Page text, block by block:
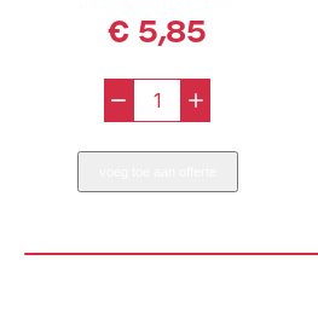
€ 5,85
-
Klaptafel
150
/
aantal
+